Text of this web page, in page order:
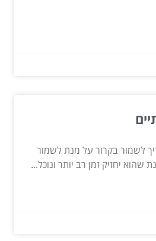
לשמור בקרור על מנת לשמור
שהוא יחזיק זמן רב יותר ונוכל...